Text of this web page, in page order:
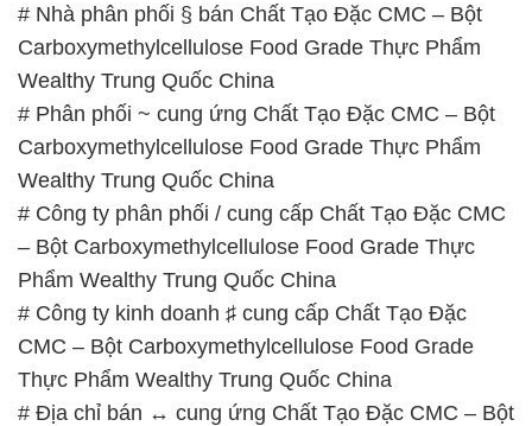
# Nhà phân phối § bán Chất Tạo Đặc CMC – Bột
Carboxymethylcellulose Food Grade Thực Phẩm
Wealthy Trung Quốc China
# Phân phối ~ cung ứng Chất Tạo Đặc CMC – Bột
Carboxymethylcellulose Food Grade Thực Phẩm
Wealthy Trung Quốc China
# Công ty phân phối / cung cấp Chất Tạo Đặc CMC
– Bột Carboxymethylcellulose Food Grade Thực
Phẩm Wealthy Trung Quốc China
# Công ty kinh doanh ♯ cung cấp Chất Tạo Đặc
CMC – Bột Carboxymethylcellulose Food Grade
Thực Phẩm Wealthy Trung Quốc China
# Địa chỉ bán ↔ cung ứng Chất Tạo Đặc CMC – Bột